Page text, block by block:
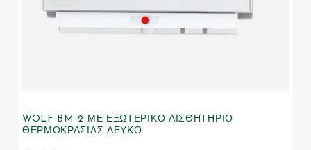
WOLF BM-2 ΜΕ ΕΞΩΤΕΡΙΚΌ ΑΙΣΘΗΤΉΡΙΟ
ΘΕΡΜΟΚΡΑΣΊΑΣ ΛΕΥΚΌ